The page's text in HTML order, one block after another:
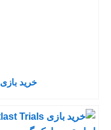
خرید بازی Voidtrain برای PC